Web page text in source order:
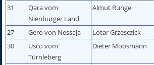
31
Qara vom
Nienburger Land
Almut Runge
27 Gero von Nessaja Lotar Grzesczick
30
Usco vom
Türnleberg
Dieter Moosmann